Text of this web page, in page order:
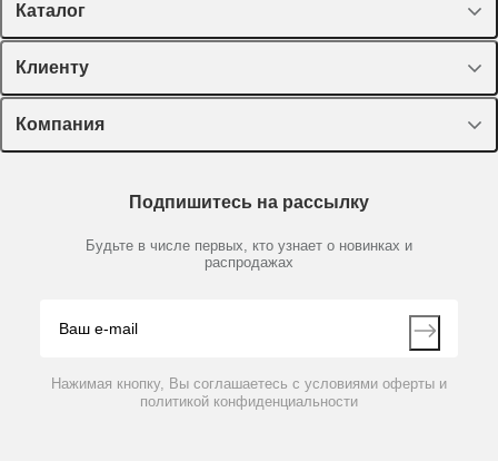
Каталог
Спецпредложения
Оборудование, приборы
Пластик, стекло, принадлежности
Химические реактивы, препараты, наборы
Производители
Клиенту
Лекторий Диаэм
Доставка и оплата
Мобильное приложение
Компания
Партнеры
Контакты
Подпишитесь на рассылку
Будьте в числе первых, кто узнает о новинках и
распродажах
Нажимая кнопку, Вы соглашаетесь с условиями оферты и
политикой конфиденциальности